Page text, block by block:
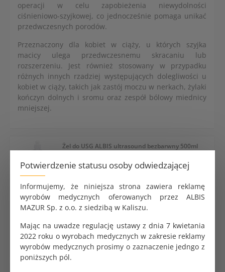
Potwierdzenie statusu osoby odwiedzającej
Informujemy, że niniejsza strona zawiera reklamę
wyrobów medycznych oferowanych przez ALBIS
MAZUR Sp. z o.o. z siedzibą w Kaliszu.
Mając na uwadze regulację ustawy z dnia 7 kwietania
2022 roku o wyrobach medycznych w zakresie reklamy
wyrobów medycznych prosimy o zaznaczenie jedngo z
poniższych pól.
Żel do USG ALBIS ultrasound bezbarwny 500ml
Żel do USG Aquasonic 100 Parker niebieski 250ml
13.32 zł
operacji w celu zapobieżenia niewydolności
ciśnieniowo-szyjkowej, co jednocześnie pomaga unikać
przedwczesnych porodów.
Przeznaczony dla kobiet w ciąży, u których szyjka
macicy ulega przedwczesnemu skracaniu lub
rozszerzeniu. Jest również stosowany w przypadku
różnych innych rzadziej występujących dolegliwości u
kobiet w ciąży, takich jak zastój moczu w nerkach, żylaki
kończyn dolnych i sromu oraz zespół bólowy miednicy
mniejszej.